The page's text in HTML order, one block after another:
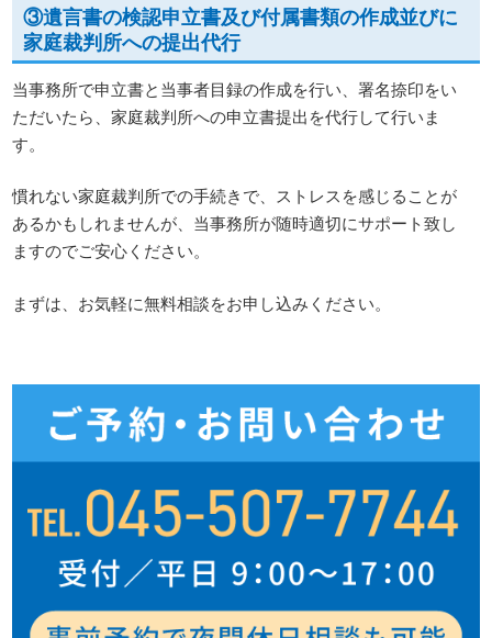
③遺言書の検認申立書及び付属書類の作成並びに
家庭裁判所への提出代行
当事務所で申立書と当事者目録の作成を行い、署名捺印をい
ただいたら、家庭裁判所への申立書提出を代行して行いま
す。
慣れない家庭裁判所での手続きで、ストレスを感じることが
あるかもしれませんが、当事務所が随時適切にサポート致し
ますのでご安心ください。
まずは、お気軽に無料相談をお申し込みください。